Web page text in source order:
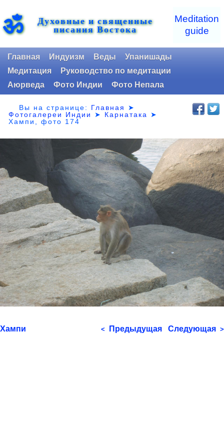
ॐ Духовные и священные
писания Востока
Meditation
guide
Главная Индуизм Веды
Упанишады
Медитация
Руководство по медитации
Аюрведа
Фото Индии Фото Непала
Вы на странице: Главная
➤
Фотогалереи Индии
➤ Карнатака
➤
Хампи, фото 174
Хампи < Предыдущая Следующая >